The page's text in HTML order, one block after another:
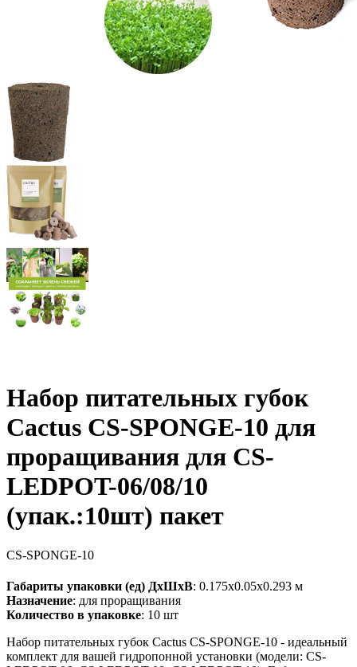
Набор питательных губок
Cactus CS-SPONGE-10 для
проращивания для CS-
LEDPOT-06/08/10
(упак.:10шт) пакет
CS-SPONGE-10
Габариты упаковки (ед) ДхШхВ: 0.175x0.05x0.293 м
Назначение: для проращивания
Количество в упаковке: 10 шт
Набор питательных губок Cactus CS-SPONGE-10 - идеальный
комплект для вашей гидропонной установки (модели: CS-